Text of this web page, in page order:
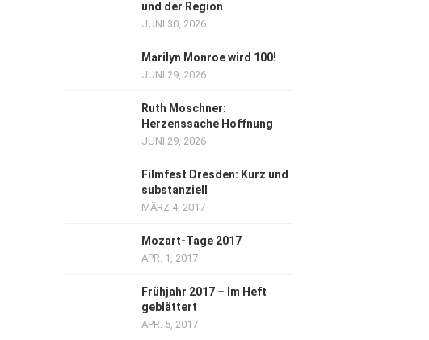
und der Region
JUNI 30, 2026
Marilyn Monroe wird 100!
JUNI 29, 2026
Ruth Moschner:
Herzenssache Hoffnung
JUNI 29, 2026
Filmfest Dresden: Kurz und
substanziell
MÄRZ 4, 2017
Mozart-Tage 2017
APR. 1, 2017
Frühjahr 2017 – Im Heft
geblättert
APR. 5, 2017